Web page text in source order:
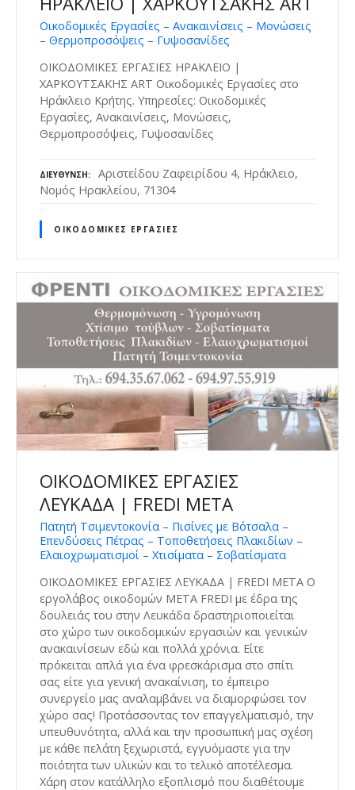
Οικοδομικές Εργασίες – Ανακαινίσεις – Μονώσεις
– Θερμοπροσόψεις – Γυψοσανίδες
ΟΙΚΟΔΟΜΙΚΕΣ ΕΡΓΑΣΙΕΣ ΗΡΑΚΛΕΙΟ |
ΧΑΡΚΟΥΤΣΑΚΗΣ ART Οικοδομικές Εργασίες στο
Ηράκλειο Κρήτης. Υπηρεσίες: Οικοδομικές
Εργασίες, Ανακαινίσεις, Μονώσεις,
Θερμοπροσόψεις, Γυψοσανίδες
ΔΙΕΎΘΥΝΣΗ
Αριστείδου Ζαφειρίδου 4, Ηράκλειο,
Νομός Ηρακλείου, 71304
ΟΙΚΟΔΟΜΙΚΈΣ ΕΡΓΑΣΊΕΣ
ΟΙΚΟΔΟΜΙΚΕΣ ΕΡΓΑΣΙΕΣ
ΛΕΥΚΑΔΑ | FREDI META
Πατητή Τσιμεντοκονία – Πισίνες με Βότσαλα –
Επενδύσεις Πέτρας – Τοποθετήσεις Πλακιδίων –
Ελαιοχρωματισμοί – Χτισίματα – Σοβατίσματα
ΟΙΚΟΔΟΜΙΚΕΣ ΕΡΓΑΣΙΕΣ ΛΕΥΚΑΔΑ | FREDI META Ο
εργολάβος οικοδομών META FREDI με έδρα της
δουλειάς του στην Λευκάδα δραστηριοποιείται
στο χώρο των οικοδομικών εργασιών και γενικών
ανακαινίσεων εδώ και πολλά χρόνια. Είτε
πρόκειται απλά για ένα φρεσκάρισμα στο σπίτι
σας είτε για γενική ανακαίνιση, το έμπειρο
συνεργείο μας αναλαμβάνει να διαμορφώσει τον
χώρο σας! Προτάσσοντας τον επαγγελματισμό, την
υπευθυνότητα, αλλά και την προσωπική μας σχέση
με κάθε πελάτη ξεχωριστά, εγγυόμαστε για την
ποιότητα των υλικών και το τελικό αποτέλεσμα.
Χάρη στον κατάλληλο εξοπλισμό που διαθέτουμε